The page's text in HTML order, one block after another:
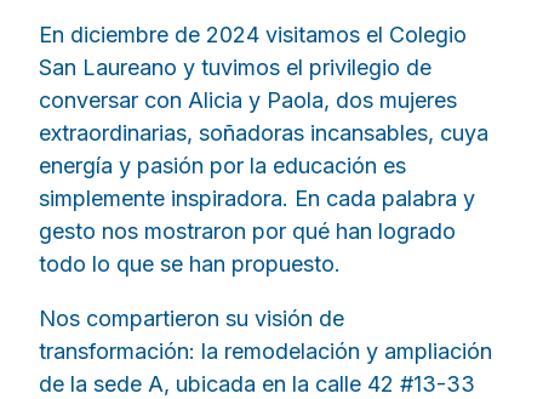
En diciembre de 2024 visitamos el Colegio
San Laureano y tuvimos el privilegio de
conversar con Alicia y Paola, dos mujeres
extraordinarias, soñadoras incansables, cuya
energía y pasión por la educación es
simplemente inspiradora. En cada palabra y
gesto nos mostraron por qué han logrado
todo lo que se han propuesto.
Nos compartieron su visión de
transformación: la remodelación y ampliación
de la sede A, ubicada en la calle 42 #13-33